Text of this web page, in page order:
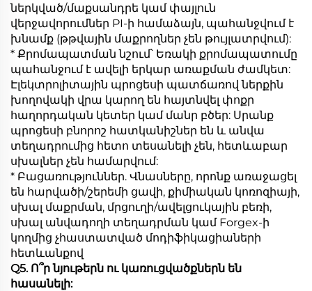
ներկված/մաքսանդրե կամ փայլուն
վերջավորումներ PI-ի համաձայն, պահանջվում է
խնամք (թթվային մաքրողներ չեն թույլատրվում):
* Քրոմապատման նշում՝ Եռակի քրոմապատումը
պահանջում է ավելի երկար առաքման ժամկետ:
Էլեկտրոլիտային պրոցեսի պատճառով ներքին
խողովակի վրա կարող են հայտնվել փոքր
հաղորդական կետեր կամ մանր բծեր: Սրանք
պրոցեսի բնորոշ հատկանիշներ են և անվա
տեղադրումից հետո տեսանելի չեն, հետևաբար
սխալներ չեն համարվում:
* Բացառություններ. Վնասները, որոնք առաջացել
են հարվածի/շերեմի ցավի, քիմիական կոռոզիայի,
սխալ մաքրման, մրցուղի/ավելցուկային բեռի,
սխալ անվադողի տեղադրման կամ Forgex-ի
կողմից չհաստատված մոդիֆիկացիաների
հետևանքով
Q5. Ո՞ր նյութերն ու կառուցվածքներն են
հասանելի: